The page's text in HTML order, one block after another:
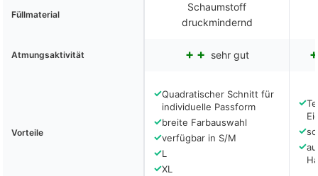
Füllmaterial
Schaumstoff
druckmindernd
Atmungsaktivität sehr gut
Vorteile
✓Quadratischer Schnitt für
individuelle Passform
✓breite Farbauswahl
✓verfügbar in S/M
✓L
✓XL
✓
✓
✓